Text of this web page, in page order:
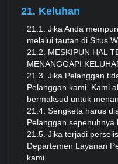
21. Keluhan
21.1. Jika Anda
melalui tautan di Situs
21.2. MESKIPUN HAL
MENANGGAPI
21.3. Jika Pelanggan
Pelanggan kami. Kami
bermaksud untuk
21.4. Sengketa harus
Pelanggan
21.5. Jika terjadi
Departemen Layanan
kami.